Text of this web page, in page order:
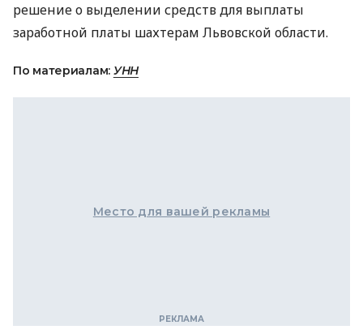
решение о выделении средств для выплаты
заработной платы шахтерам Львовской области.
По материалам: УНН
Место для вашей рекламы